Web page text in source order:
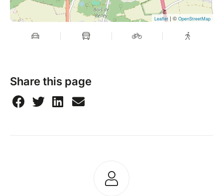
Leaflet | © OpenStreetMap
Share this page